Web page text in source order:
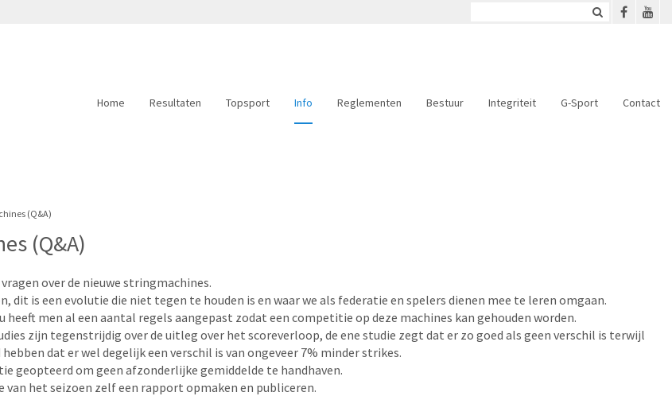
Home Resultaten Topsport Info Reglementen Bestuur Integriteit G-Sport Contact
(Q&A)
(Q&A)
over de nieuwe stringmachines.
dit is een evolutie die niet tegen te houden is en waar we als federatie en spelers dienen mee te leren omgaan.
heeft men al een aantal regels aangepast zodat een competitie op deze machines kan gehouden worden.
zijn tegenstrijdig over de uitleg over het scoreverloop, de ene studie zegt dat er zo goed als geen verschil is terwijl
hebben dat er wel degelijk een verschil is van ongeveer 7% minder strikes.
geopteerd om geen afzonderlijke gemiddelde te handhaven.
van het seizoen zelf een rapport opmaken en publiceren.